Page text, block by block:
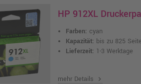
HP 912XL
Farben: cyan
Kapazität: bis zu 825
Lieferzeit: 1-3 Werktage
mehr Details chevron_right